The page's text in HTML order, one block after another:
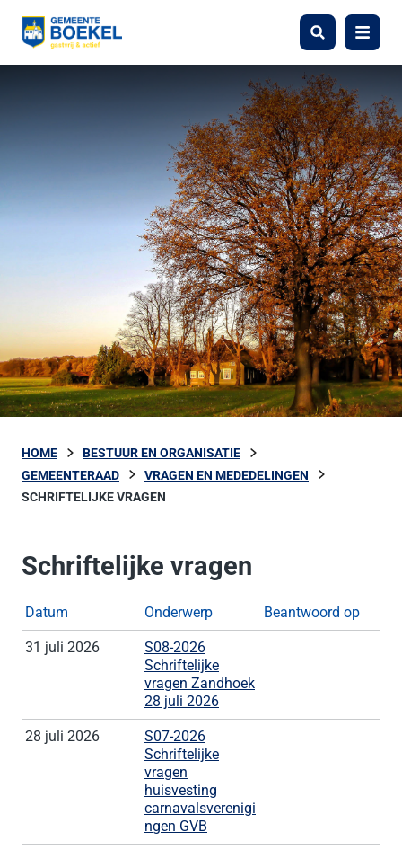
Zoeken Menu
HOME
BESTUUR EN ORGANISATIE
GEMEENTERAAD
VRAGEN EN MEDEDELINGEN
SCHRIFTELIJKE VRAGEN
Schriftelijke vragen
Datum Onderwerp Beantwoord op
31 juli 2026
S08-2026
Schriftelijke
vragen Zandhoek
28 juli 2026
28 juli 2026
S07-2026
Schriftelijke
vragen
huisvesting
carnavalsverenigi
ngen GVB